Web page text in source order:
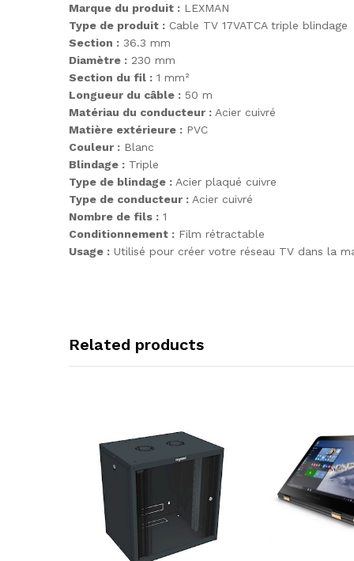
Marque du produit : LEXMAN
Type de produit : Cable TV 17VATCA triple blindage
Section : 36.3 mm
Diamètre : 230 mm
Section du fil : 1 mm²
Longueur du câble : 50 m
Matériau du conducteur : Acier cuivré
Matière extérieure : PVC
Couleur : Blanc
Blindage : Triple
Type de blindage : Acier plaqué cuivre
Type de conducteur : Acier cuivré
Nombre de fils : 1
Conditionnement : Film rétractable
Usage : Utilisé pour créer votre réseau TV dans la
Related products